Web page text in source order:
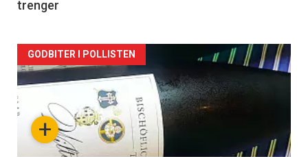
trenger
Forsiden
akkurat
nå+
GODBITER I POLLISTEN